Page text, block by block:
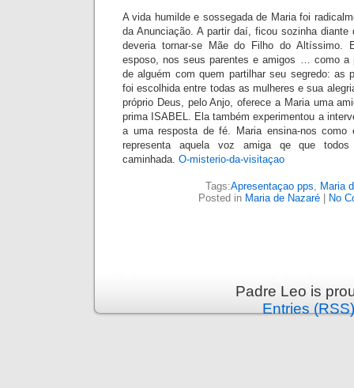
A vida humilde e sossegada de Maria foi
da Anunciação. A partir daí, ficou sozinha diante
deveria tornar-se Mãe do Filho do Altíssimo.
esposo, nos seus parentes e amigos … como a
de alguém com quem partilhar seu segredo: as
foi escolhida entre todas as mulheres e sua
próprio Deus, pelo Anjo, oferece a Maria uma
prima ISABEL. Ela também experimentou a
a uma resposta de fé. Maria ensina-nos como
representa aquela voz amiga qe que
caminhada. O-misterio-da-visitaçao
Tags:Apresentaçao pps, Maria
Posted in Maria de Nazaré| No
Padre Leo is
Entries (RSS)